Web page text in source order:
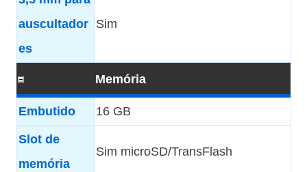
auscultador
es
Sim
Memória
Embutido 16 GB
Slot de
memória
Sim microSD/TransFlash